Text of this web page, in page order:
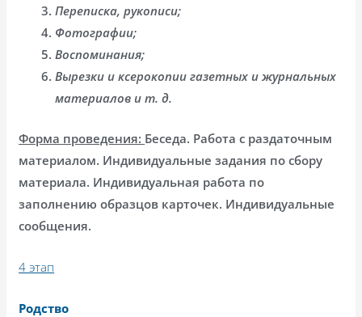
Переписка, рукописи;
Фотографии;
Воспоминания;
Вырезки и ксерокопии газетных и журнальных
материалов и т. д.
Форма проведения: Беседа. Работа с раздаточным
материалом. Индивидуальные задания по сбору
материала. Индивидуальная работа по
заполнению образцов карточек. Индивидуальные
сообщения.
4 этап
Родство